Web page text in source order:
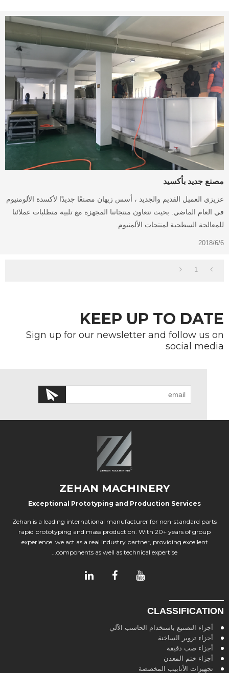
مصنع جديد بأكسيد
عزيزي العميل القديم والجديد ، أسس زيهان مصنعًا جديدًا لأكسدة الألومنيوم
في العام الماضي. بحيث تتعاون منتجاتنا المجهزة مع تلبية متطلبات عملائنا
للمعالجة السطحية لمنتجات الألمنيوم.
2018/6/6
1
KEEP UP TO DATE
Sign up for our newsletter and follow us on
social media
ZEHAN MACHINERY
Exceptional Prototyping and Production Services
Zehan is a leading international manufacturer for non-standard parts
rapid prototyping and mass production. With 20+ years of group
experience. we act as a real industry partner, providing excellent
components as well as technical expertise...
CLASSIFICATION
أجزاء التصنيع باستخدام الحاسب الآلي
أجزاء تزوير الساخنة
أجزاء صب دقيقة
أجزاء ختم المعدن
تجهيزات الأنابيب المخصصة